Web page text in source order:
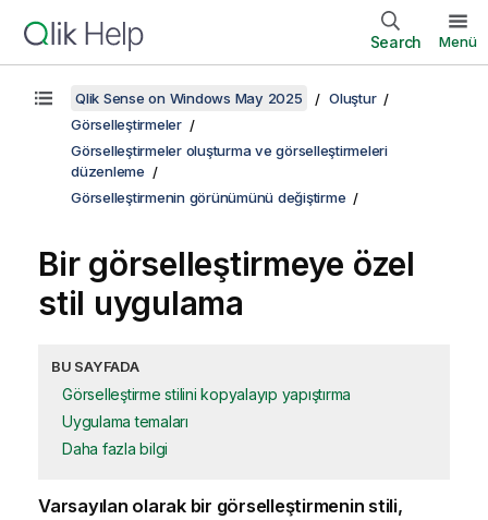
Search Menü
Qlik Sense on Windows May 2025
Oluştur
Görselleştirmeler
Görselleştirmeler oluşturma ve görselleştirmeleri
düzenleme
Görselleştirmenin görünümünü değiştirme
Bir görselleştirmeye özel
stil uygulama
BU SAYFADA
Görselleştirme stilini kopyalayıp yapıştırma
Uygulama temaları
Daha fazla bilgi
Varsayılan olarak bir görselleştirmenin stili,